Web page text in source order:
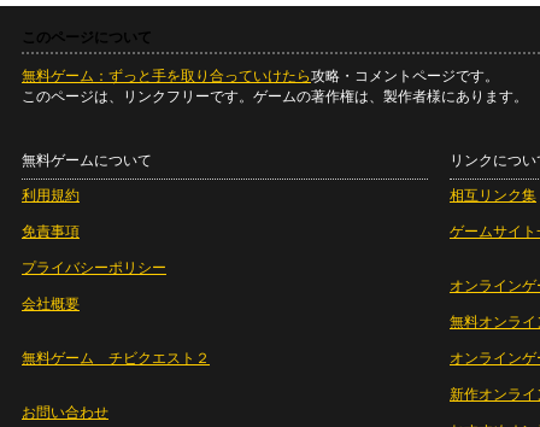
このページについて
無料ゲーム：ずっと手を取り合っていけたら攻略・コメントページです。
このページは、リンクフリーです。ゲームの著作権は、製作者様にあります。
無料ゲームについて
利用規約
免責事項
プライバシーポリシー
会社概要
無料ゲーム チビクエスト２
お問い合わせ
リンクについ
相互リンク集
ゲームサイト
オンラインゲ
無料オンライ
オンライン
新作オンライ